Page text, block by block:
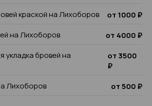
краской на Лихоборов
от 1000 ₽
на Лихоборов
от 4000 ₽
укладка бровей на
от 3500
₽
Лихоборов
от 500 ₽